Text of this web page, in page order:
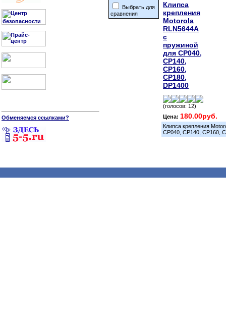
Обменяемся ссылками?
Выбрать для
сравнения
Клипса
крепления
Motorola
RLN5644А
с
пружиной
для CP040,
CP140,
CP160,
CP180,
DP1400
(голосов: 12)
Цена: 180.00руб.
Клипса крепления
CP040, CP140, CP160,